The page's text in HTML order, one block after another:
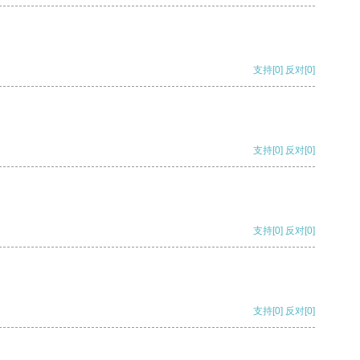
支持[0] 反对[0]
支持[0] 反对[0]
支持[0] 反对[0]
支持[0] 反对[0]